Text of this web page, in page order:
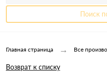
Поиск
Главная страница → Все
Возврат к списку